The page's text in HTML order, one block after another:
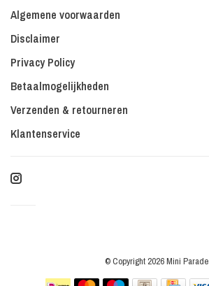
Algemene voorwaarden
Disclaimer
Privacy Policy
Betaalmogelijkheden
Verzenden & retourneren
Klantenservice
© Copyright 2026 Mini Parade